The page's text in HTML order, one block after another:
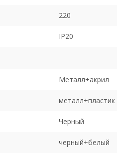
220
IP20
Металл+акрил
металл+пластик
Черный
черный+белый